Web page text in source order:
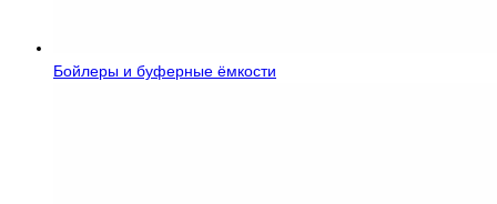
Бойлеры и буферные ёмкости